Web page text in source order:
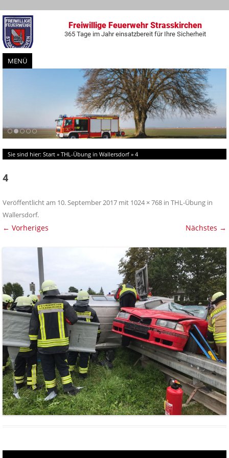
Freiwillige Feuerwehr Strasskirchen
365 Tage im Jahr einsatzbereit für Ihre Sicherheit
MENÜ
Zum
Inhalt
springen
Sie sind hier: Start » THL-Übung in Wallersdorf » 4
4
Veröffentlicht am 10. September 2017 mit 1024 × 768 in THL-Übung in
Wallersdorf.
← Vorheriges Nächstes →